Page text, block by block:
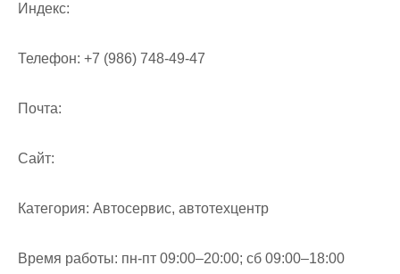
Индекс:
Телефон: +7 (986) 748-49-47
Почта:
Cайт:
Категория: Автосервис, автотехцентр
Время работы: пн-пт 09:00–20:00; сб 09:00–18:00